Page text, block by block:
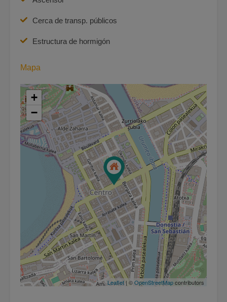
Cerca de transp. públicos
Estructura de hormigón
Mapa
+
−
Leaflet| ©OpenStreetMapcontributors